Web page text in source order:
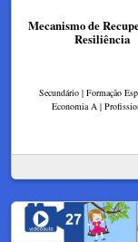
Mecanismo de
Resiliência
Secundário | Formação
Economia A |